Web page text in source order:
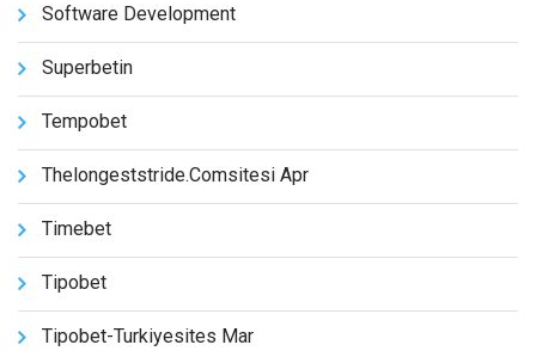
Software Development
Superbetin
Tempobet
Thelongeststride.comsitesi Apr
Timebet
Tipobet
Tipobet-Turkiyesites Mar